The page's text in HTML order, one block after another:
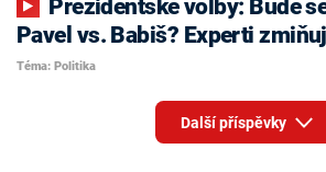
Pavel vs. Babiš? Experti
Téma: Politika
Další příspěvky